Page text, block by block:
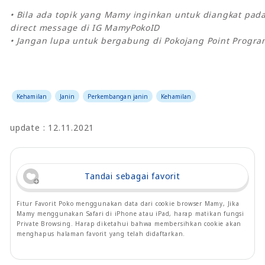
• Bila ada topik yang Mamy inginkan untuk diangkat
direct message di IG MamyPokoID
• Jangan lupa untuk bergabung di Pokojang Point
Kehamilan Janin Perkembangan janin Kehamilan
update : 12.11.2021
Tandai sebagai favorit
Fitur Favorit Poko menggunakan data dari cookie browser Mamy, Jika
Mamy menggunakan Safari di iPhone atau iPad, harap matikan fungsi
Private Browsing. Harap diketahui bahwa membersihkan cookie akan
menghapus halaman favorit yang telah didaftarkan.